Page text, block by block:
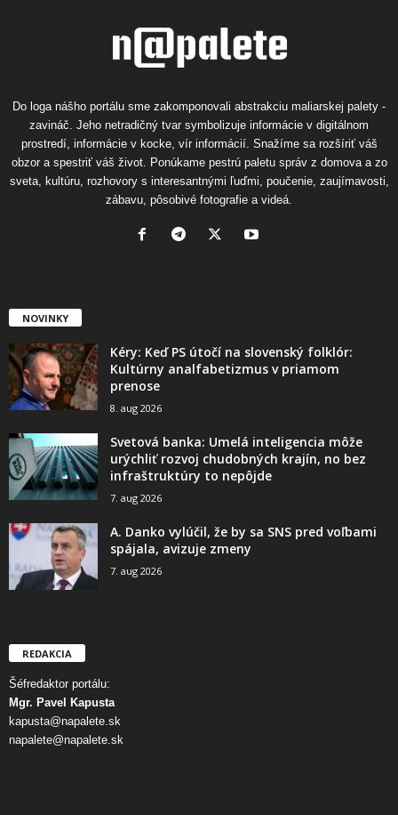
Do loga nášho portálu sme zakomponovali abstrakciu maliarskej palety -
zavináč. Jeho netradičný tvar symbolizuje informácie v digitálnom
prostredí, informácie v kocke, vír informácií. Snažíme sa rozšíriť váš
obzor a spestriť váš život. Ponúkame pestrú paletu správ z domova a zo
sveta, kultúru, rozhovory s interesantnými ľuďmi, poučenie, zaujímavosti,
zábavu, pôsobivé fotografie a videá.
NOVINKY
Kéry: Keď PS útočí na slovenský folklór:
Kultúrny analfabetizmus v priamom
prenose
8. aug 2026
Svetová banka: Umelá inteligencia môže
urýchliť rozvoj chudobných krajín, no bez
infraštruktúry to nepôjde
7. aug 2026
A. Danko vylúčil, že by sa SNS pred voľbami
spájala, avizuje zmeny
7. aug 2026
REDAKCIA
Šéfredaktor portálu:
Mgr. Pavel Kapusta
kapusta@napalete.sk
napalete@napalete.sk